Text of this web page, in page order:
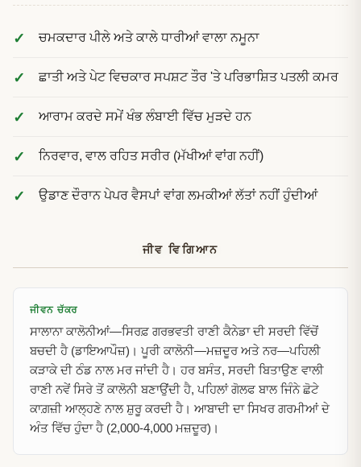
ਚਮਕਦਾਰ ਪੀਲੇ ਅਤੇ ਕਾਲੇ ਧਾਰੀਆਂ ਵਾਲਾ ਨਮੂਨਾ
ਛਾਤੀ ਅਤੇ ਪੇਟ ਵਿਚਕਾਰ ਸਪਸ਼ਟ ਤੌਰ 'ਤੇ ਪਰਿਭਾਸ਼ਿਤ ਪਤਲੀ ਕਮਰ
ਆਰਾਮ ਕਰਦੇ ਸਮੇਂ ਖੰਭ ਲੰਬਾਈ ਵਿੱਚ ਮੁੜਦੇ ਹਨ
ਨਿਰਵਾਰ, ਵਾਲ ਰਹਿਤ ਸਰੀਰ (ਮੱਖੀਆਂ ਵਾਂਗ ਨਹੀਂ)
ਉਡਾਣ ਦੌਰਾਨ ਪੇਪਰ ਵੈਸਪਾਂ ਵਾਂਗ ਲਮਕੀਆਂ ਲੱਤਾਂ ਨਹੀਂ ਹੁੰਦੀਆਂ
ਜੀਵ ਵਿਗਿਆਨ
ਜੀਵਨ ਚੱਕਰ
ਸਾਲਾਨਾ ਕਾਲੋਨੀਆਂ—ਸਿਰਫ਼ ਗਰਭਵਤੀ ਰਾਣੀ ਕੈਨੇਡਾ ਦੀ ਸਰਦੀ ਵਿੱਚੋਂ
ਬਚਦੀ ਹੈ (ਡਾਇਆਪੌਜ਼)। ਪੂਰੀ ਕਾਲੋਨੀ—ਮਜ਼ਦੂਰ ਅਤੇ ਨਰ—ਪਹਿਲੀ
ਕੜਾਕੇ ਦੀ ਠੰਡ ਨਾਲ ਮਰ ਜਾਂਦੀ ਹੈ। ਹਰ ਬਸੰਤ, ਸਰਦੀ ਬਿਤਾਉਣ ਵਾਲੀ
ਰਾਣੀ ਨਵੇਂ ਸਿਰੇ ਤੋਂ ਕਾਲੋਨੀ ਬਣਾਉਂਦੀ ਹੈ, ਪਹਿਲਾਂ ਗੋਲਫ ਬਾਲ ਜਿੰਨੇ ਛੋਟੇ
ਕਾਗ਼ਜ਼ੀ ਆਲ੍ਹਣੇ ਨਾਲ ਸ਼ੁਰੂ ਕਰਦੀ ਹੈ। ਆਬਾਦੀ ਦਾ ਸਿਖਰ ਗਰਮੀਆਂ ਦੇ
ਅੰਤ ਵਿੱਚ ਹੁੰਦਾ ਹੈ (2,000-4,000 ਮਜ਼ਦੂਰ)।